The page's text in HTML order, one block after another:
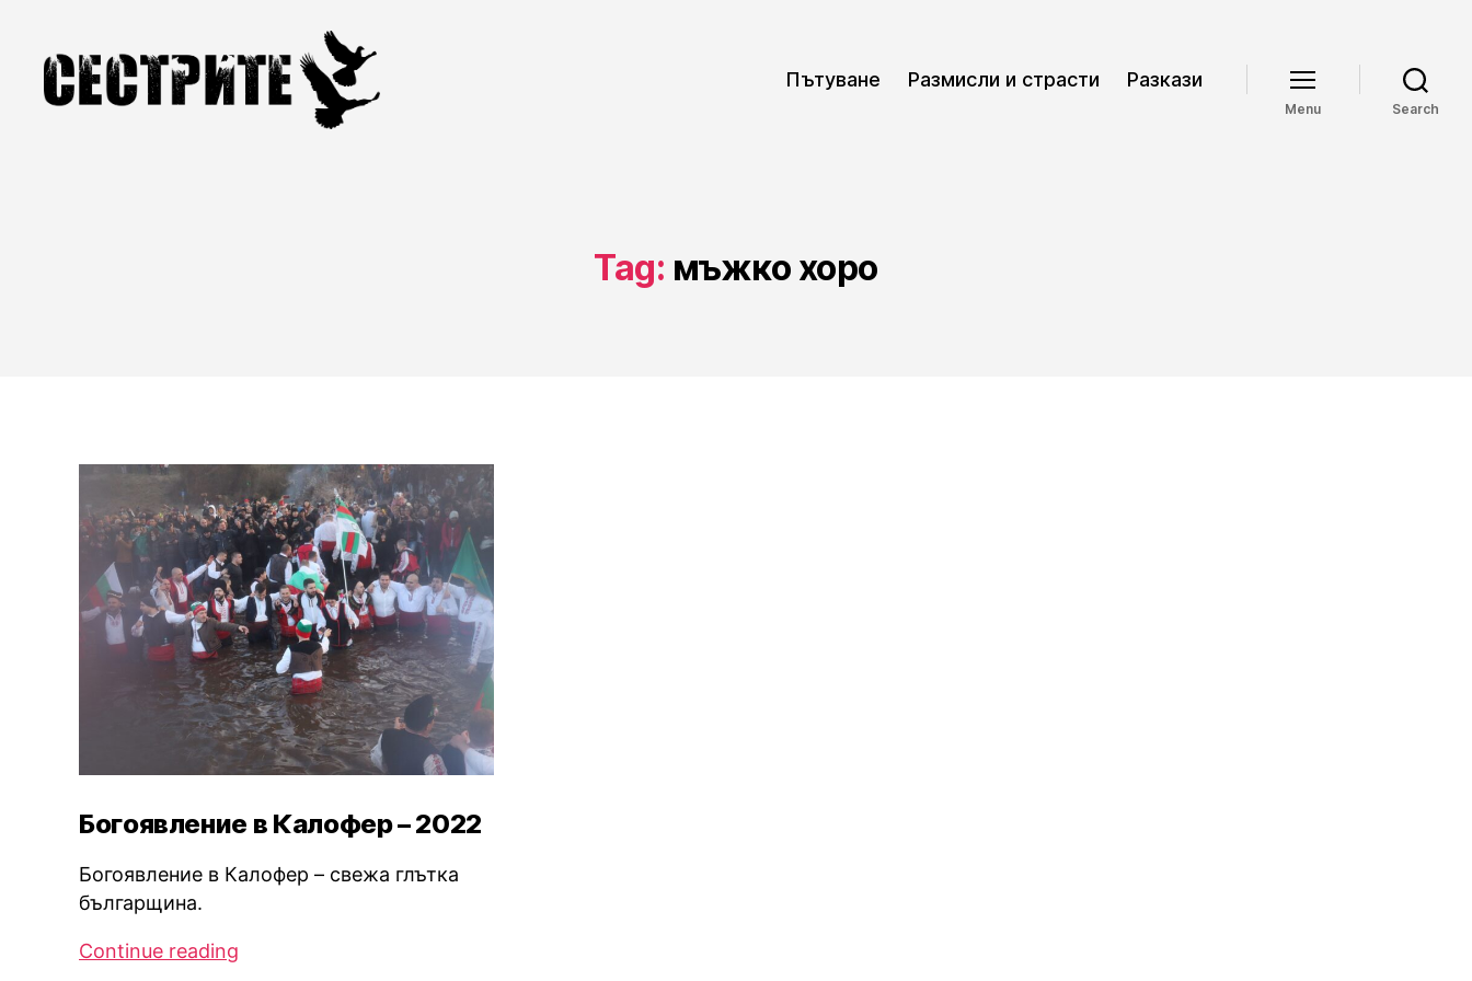
Пътуване Размисли и страсти Разкази
Menu Search
Tag: мъжко хоро
Богоявление в Калофер – 2022
Богоявление в Калофер – свежа глътка
българщина.
Continue reading